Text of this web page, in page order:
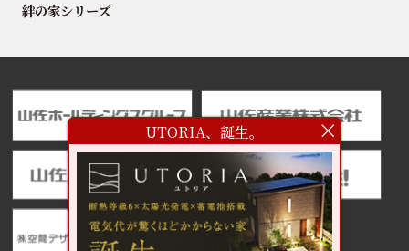
絆の家シリーズ
UTORIA、誕生。